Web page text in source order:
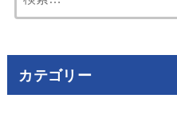
カテゴリー